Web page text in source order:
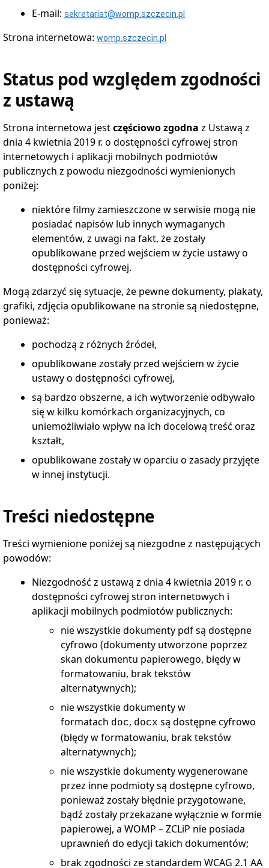
aktywów
trwałych
Aktualne
rokowania
Konkursy
Aktualne
Konkursy
konkursy
Oferty
Pracy
Aktualne
Oferty
Pracy
Oferty
Deklaracja
dostępności
Deklaracja
dostępności
o
stanie
zapewnienia
dostępności
Biuletyn
Informacji
Publicznej
Polityka
Prywatności
Redakcja
Biuletynu
Dostęp
Publicznej
Instrukcja
Dostęp
Informacji
Publicznej
nie
Udostępnione
Informacje
E-mail: sekretariat@womp.szczecin.pl
Strona internetowa: womp.szczecin.pl
Status pod względem zgodności
z ustawą
Strona internetowa jestczęściowo zgodna z Ustawą z
dnia 4 kwietnia 2019 r. o dostępności cyfrowej stron
internetowych i aplikacji mobilnych podmiotów
publicznych z powodu niezgodności wymienionych
poniżej:
niektóre filmy zamieszczone w serwisie mogą nie
posiadać napisów lub innych wymaganych
elementów, z uwagi na fakt, że zostały
opublikowane przed wejściem w życie ustawy o
dostępności cyfrowej.
Mogą zdarzyć się sytuacje, że pewne dokumenty, plakaty,
grafiki, zdjęcia opublikowane na stronie są niedostępne,
ponieważ:
pochodzą z różnych źródeł,
opublikowane zostały przed wejściem w życie
ustawy o dostępności cyfrowej,
są bardzo obszerne, a ich wytworzenie odbywało
się w kilku komórkach organizacyjnych, co
uniemożliwiało wpływ na ich docelową treść oraz
kształt,
opublikowane zostały w oparciu o zasady przyjęte
w innej instytucji.
Treści niedostępne
Treści wymienione poniżej są niezgodne z następujących
powodów:
Niezgodność z ustawą z dnia 4 kwietnia 2019 r. o
dostępności cyfrowej stron internetowych i
aplikacji mobilnych podmiotów publicznych:
nie wszystkie dokumenty pdf są dostępne
cyfrowo (dokumenty utworzone poprzez
skan dokumentu papierowego, błędy w
formatowaniu, brak tekstów
alternatywnych);
nie wszystkie dokumenty w
formatach doc, docx są dostępne cyfrowo
(błędy w formatowaniu, brak tekstów
alternatywnych);
nie wszystkie dokumenty wygenerowane
przez inne podmioty są dostępne cyfrowo,
ponieważ zostały błędnie przygotowane,
bądź zostały przekazane wyłącznie w formie
papierowej, a WOMP – ZCLiP nie posiada
uprawnień do edycji takich dokumentów;
brak zgodności ze standardem WCAG 2.1 AA